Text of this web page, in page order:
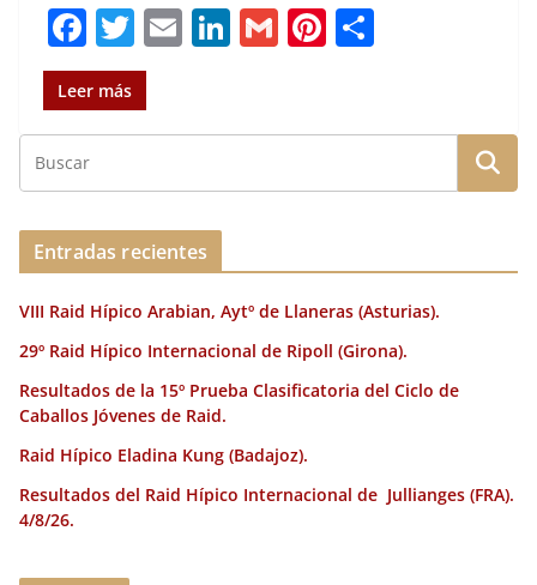
F
a
c
e
b
o
o
k
T
w
it
te
r
E
l
Li
e
dI
G
l
Pi
re
st
p
a
ir
Leer más
Entradas recientes
VIII Raid Hípico Arabian, Aytº de Llaneras (Asturias).
29º Raid Hípico Internacional de Ripoll (Girona).
Resultados de la 15º Prueba Clasificatoria del Ciclo de
Caballos Jóvenes de Raid.
Raid Hípico Eladina Kung (Badajoz).
Resultados del Raid Hípico Internacional de Jullianges (FRA).
4/8/26.